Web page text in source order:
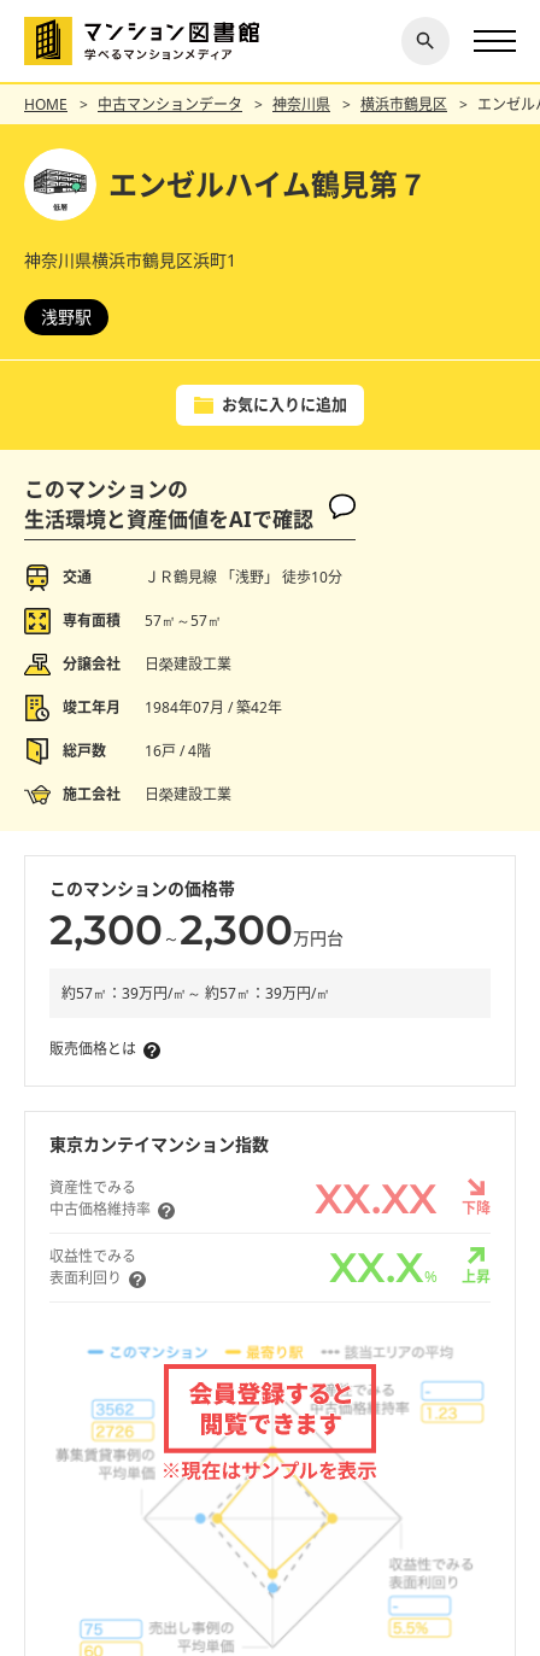
探す
閉じ
る
HOME 中古マンションデータ 神奈川県 横浜市鶴見区 エンゼ
エンゼルハイム鶴見第７
神奈川県横浜市鶴見区浜町1
浅野駅
お気に入りに追加
このマンションの
生活環境と資産価値をAIで確認
交通 ＪＲ鶴見線 「浅野」 徒歩10分
専有面積 57㎡～57㎡
分譲会社 日榮建設工業
竣工年月 1984年07月 / 築42年
総戸数 16戸 / 4階
施工会社 日榮建設工業
このマンションの価格帯
2,300 ～2,300万円台
約57㎡：39万円/㎡～ 約57㎡：39万円/㎡
販売価格とは
東京カンテイマンション指数
資産性でみる
中古価格維持率
XX.XX 下降
収益性でみる
表面利回り
XX.X% 上昇